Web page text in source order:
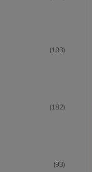
(193)
(182)
(93)